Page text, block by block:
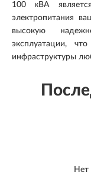
100 кВА
электропитания
высокую
эксплуатации,
инфраструктуры
Нет